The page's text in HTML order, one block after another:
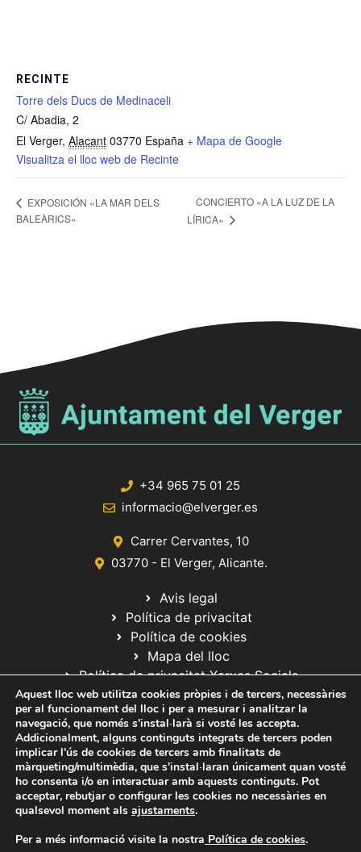
RECINTE
Torre dels Ducs de Medinaceli
C/ Abadia, 2
El Verger, Alacant 03770 España + Mapa de Google
Visualitza el lloc web de Recinte
EXPOSICIÓN «LA MAR DELS
BALEÀRICS»
CONCIERTO «A LA LUZ DE LA
LÍRICA»
+34 965 75 01 25
informacio@elverger.es
Carrer Cervantes, 10
03770 - El Verger, Alicante.
Avis legal
Política de privacitat
Política de cookies
Mapa del lloc
Política de privacitat Xarxes Socials
© 2020 Web desarrollada por el Servicio de Informática de Diputación
de Alicante
Aquest lloc web utilitza cookies pròpies i de tercers, necessàries
per al funcionament del lloc i per a mesurar i analitzar la
navegació, que només s'instal·larà si vosté les accepta.
Addicionalment, alguns continguts integrats de tercers poden
implicar l'ús de cookies de tercers amb finalitats de
màrqueting/multimèdia, que s'instal·laran únicament quan vosté
ho consenta i/o en interactuar amb aquests continguts. Pot
acceptar, rebutjar o configurar les cookies no necessàries en
qualsevol moment als ajustaments.
Per a més informació visite la nostra Política de cookies.